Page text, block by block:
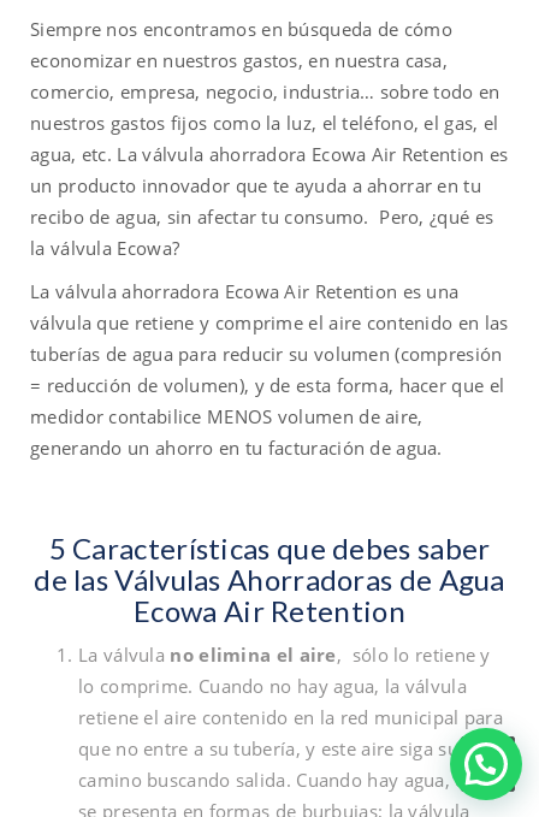
Siempre nos encontramos en búsqueda de cómo
economizar en nuestros gastos, en nuestra casa,
comercio, empresa, negocio, industria… sobre todo en
nuestros gastos fijos como la luz, el teléfono, el gas, el
agua, etc. La válvula ahorradora Ecowa Air Retention es
un producto innovador que te ayuda a ahorrar en tu
recibo de agua, sin afectar tu consumo. Pero, ¿qué es
la válvula Ecowa?
La válvula ahorradora Ecowa Air Retention es una
válvula que retiene y comprime el aire contenido en las
tuberías de agua para reducir su volumen (compresión
= reducción de volumen), y de esta forma, hacer que el
medidor contabilice MENOS volumen de aire,
generando un ahorro en tu facturación de agua.
5 Características que debes saber
de las Válvulas Ahorradoras de Agua
Ecowa Air Retention
La válvula no elimina el aire, sólo lo retiene y
lo comprime. Cuando no hay agua, la válvula
retiene el aire contenido en la red municipal para
que no entre a su tubería, y este aire siga su
camino buscando salida. Cuando hay agua, el aire
se presenta en formas de burbujas; la válvula
¿Te ayudo en algo?